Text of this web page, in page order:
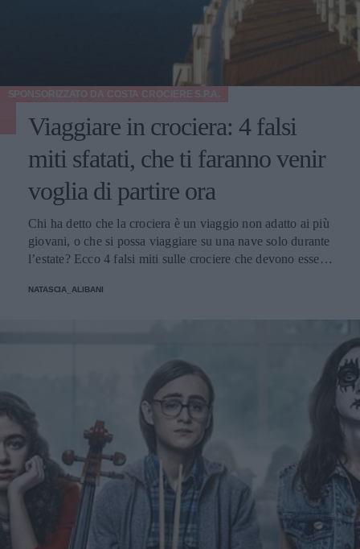
Viaggiare in crociera: 4 falsi
miti sfatati, che ti faranno venir
voglia di partire ora
Chi ha detto che la crociera è un viaggio non adatto ai più
giovani, o che si possa viaggiare su una nave solo durante
l’estate? Ecco 4 falsi miti sulle crociere che devono essere
SPONSORIZZATO DA COSTA CROCIERE S.P.A.
NATASCIA_ALIBANI